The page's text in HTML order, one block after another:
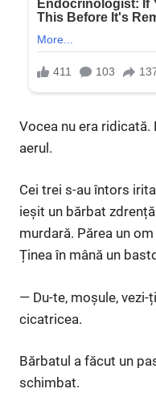
Vocea nu era ridicată.
aerul.
Cei trei s-au întors
ieșit un bărbat
murdară. Părea un
Ținea în mână un
— Du-te, moșule,
cicatricea.
Bărbatul a făcut un
schimbat.